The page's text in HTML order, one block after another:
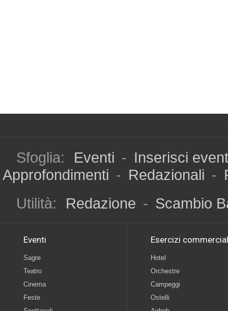
Sfoglia: Eventi - Inserisci
Approfondimenti - Redazionali -
Utilità:
Redazione - Scambio
Eventi
Sagre
Teatro
Cinema
Feste
Esercizi
Hotel
Orchestre
Campeggi
Ostelli